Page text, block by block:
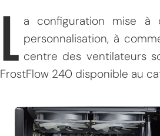
L
a configuration mise à
personnalisation, à
centre des ventilateurs
FrostFlow 240 disponible au